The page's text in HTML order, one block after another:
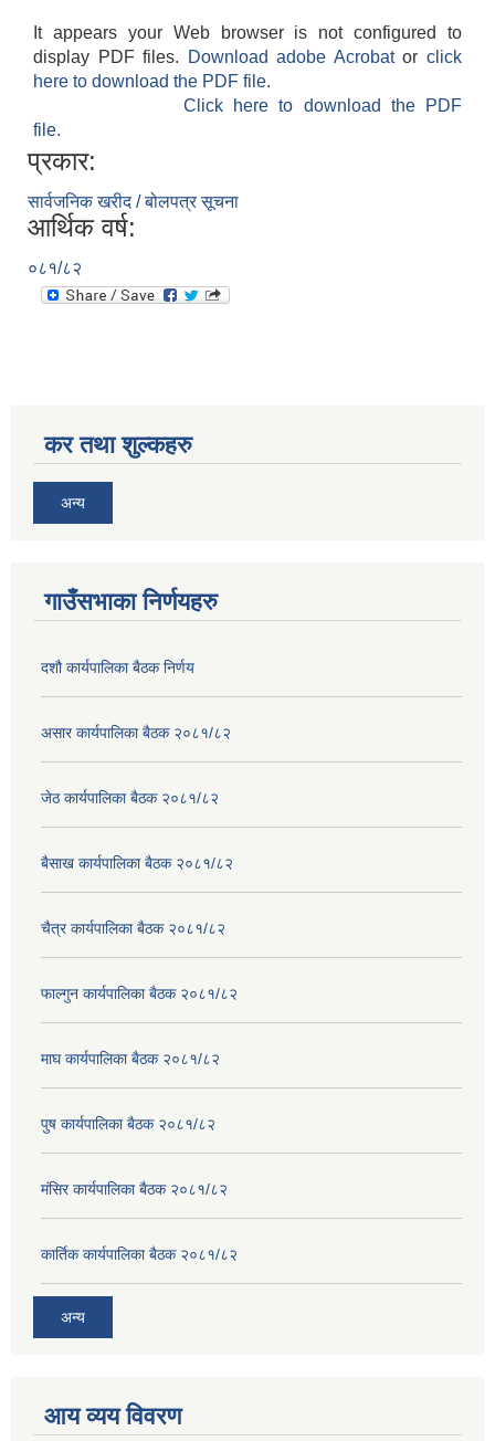
It appears your Web browser is not configured to
display PDF files.
Download adobe Acrobatorclick
here to download the PDF file.
Click here to download the PDF
file.
प्रकार:
सार्वजनिक खरीद / बोलपत्र सूचना
आर्थिक वर्ष:
०८१/८२
कर तथा शुल्कहरु
अन्य
गाउँसभाका निर्णयहरु
दशौ कार्यपालिका बैठक निर्णय
असार कार्यपालिका बैठक २०८१/८२
जेठ कार्यपालिका बैठक २०८१/८२
बैसाख कार्यपालिका बैठक २०८१/८२
चैत्र कार्यपालिका बैठक २०८१/८२
फाल्गुन कार्यपालिका बैठक २०८१/८२
माघ कार्यपालिका बैठक २०८१/८२
पुष कार्यपालिका बैठक २०८१/८२
मंसिर कार्यपालिका बैठक २०८१/८२
कार्तिक कार्यपालिका बैठक २०८१/८२
अन्य
आय व्यय विवरण